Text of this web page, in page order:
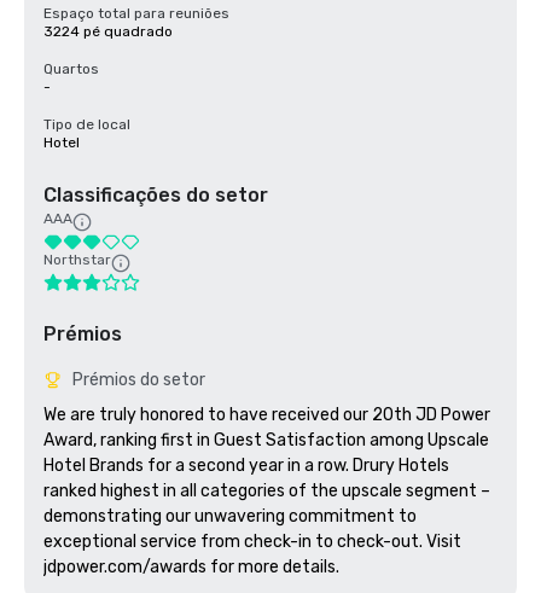
Espaço total para reuniões
3224 pé quadrado
Quartos
-
Tipo de local
Hotel
Classificações do setor
AAA
Northstar
Prémios
Prémios do setor
We are truly honored to have received our 20th JD Power
Award, ranking first in Guest Satisfaction among Upscale
Hotel Brands for a second year in a row. Drury Hotels
ranked highest in all categories of the upscale segment –
demonstrating our unwavering commitment to
exceptional service from check-in to check-out. Visit
jdpower.com/awards for more details.